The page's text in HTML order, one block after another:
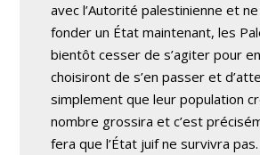
avec l’Autorité palestinienne et
fonder un État maintenant, les
bientôt cesser de s’agiter pour
choisiront de s’en passer et
simplement que leur population
nombre grossira et c’est
fera que l’État juif ne survivra